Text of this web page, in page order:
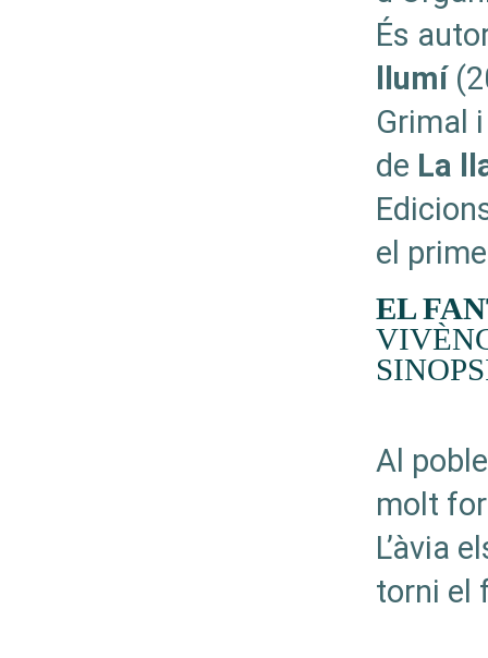
És
llumí
Grimal
de La
el
EL
Al
molt
L’àvia
torni el